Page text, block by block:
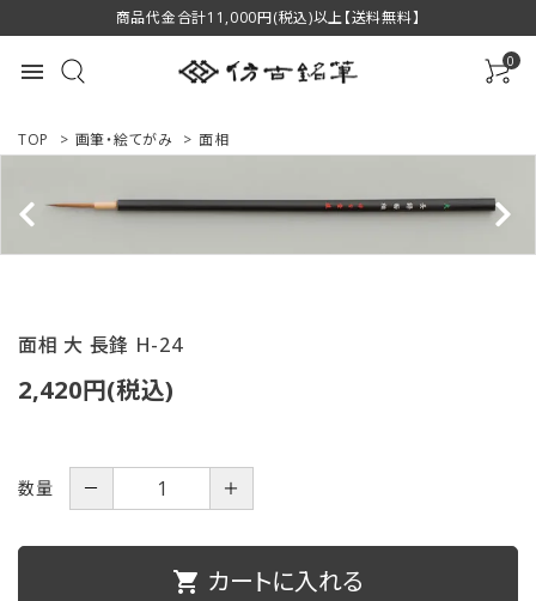
商品代金合計11,000円(税込)以上【送料無料】
menu 0
商品一覧
私たちについて
TOP > 画筆・絵てがみ > 面相
面相 大 長鋒 H-24
2,420円(税込)
数量 － ＋
shopping_cart カートに入れる